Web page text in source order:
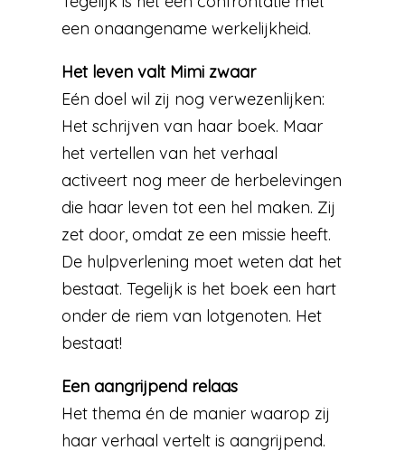
een onaangename werkelijkheid.
Het leven valt Mimi zwaar
Eén doel wil zij nog verwezenlijken:
Het schrijven van haar boek. Maar
het vertellen van het verhaal
activeert nog meer de herbelevingen
die haar leven tot een hel maken. Zij
zet door, omdat ze een missie heeft.
De hulpverlening moet weten dat het
bestaat. Tegelijk is het boek een hart
onder de riem van lotgenoten. Het
bestaat!
Een aangrijpend relaas
Het thema én de manier waarop zij
haar verhaal vertelt is aangrijpend.